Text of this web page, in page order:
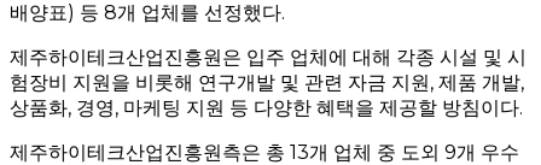
배양표) 등 8개 업체를 선정했다.
제주하이테크산업진흥원은 입주 업체에 대해 각종 시설 및 시
험장비 지원을 비롯해 연구개발 및 관련 자금 지원, 제품 개발,
상품화, 경영, 마케팅 지원 등 다양한 혜택을 제공할 방침이다.
제주하이테크산업진흥원측은 총 13개 업체 중 도외 9개 우수